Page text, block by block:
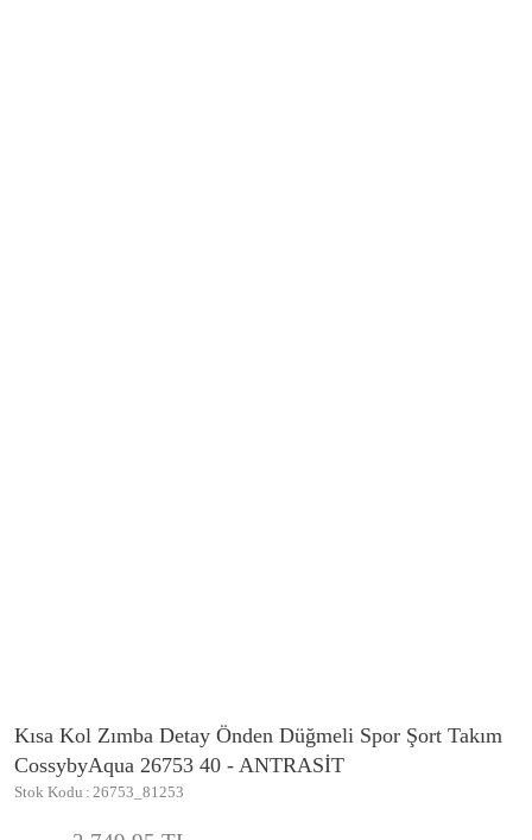
Kısa Kol Zımba Detay Önden Düğmeli Spor Şort Takım
CossybyAqua 26753 40 - ANTRASİT
Stok Kodu 26753_81253